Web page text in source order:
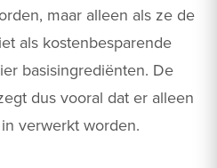
maar alleen als ze de
als kostenbesparende
basisingrediënten. De
dus vooral dat er alleen
verwerkt worden.